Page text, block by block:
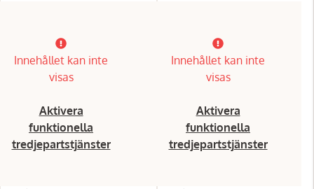
Innehållet kan inte
visas
Aktivera
funktionella
tredjepartstjänster
Innehållet kan inte
visas
Aktivera
funktionella
tredjepartstjänster